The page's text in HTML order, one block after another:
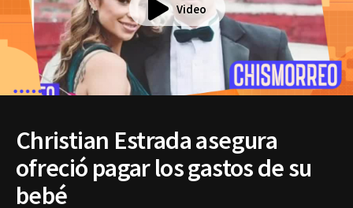
Video
Christian Estrada asegura
ofreció pagar los gastos de su
bebé